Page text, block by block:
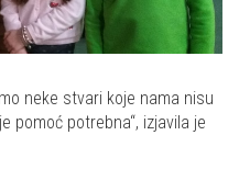
neke stvari koje nama nisu
pomoć potrebna“, izjavila je